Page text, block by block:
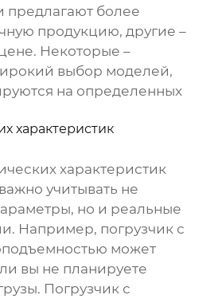
предлагают более
продукцию, другие –
Некоторые –
выбор моделей,
на определенных
характеристик
характеристик
учитывать не
но и реальные
Например, погрузчик с
может
вы не планируете
Погрузчик с